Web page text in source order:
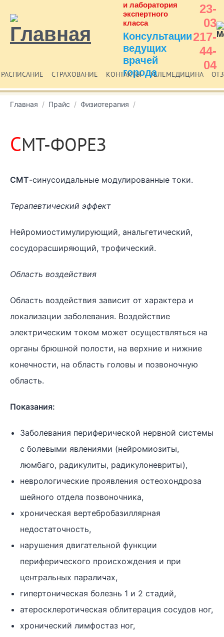
и лаборатория
экспертного
класса
Консультации
ведущих
врачей
города
23-
03
217-
44-
04
РАСПИСАНИЕ СТРАХОВАНИЕ КОНТАКТЫ ТЕЛЕМЕДИЦИНА
Главная Прайс Физиотерапия
СМТ-ФОРЕЗ
СМТ-синусоидальные модулированные токи.
Терапевтический эффект
Нейромиостимулирующий, анальгетический,
сосудорасширяющий, трофический.
Область воздействия
Область воздействия зависит от характера и
локализации заболевания. Воздействие
электрическим током может осуществляться на
органы брюшной полости, на верхние и нижние
конечности, на область головы и позвоночную
область.
Показания:
Заболевания периферической нервной системы
с болевыми явлениями (нейромиозиты,
люмбаго, радикулиты, радикулоневриты),
неврологические проявления остеохондроза
шейного отдела позвоночника,
хроническая вертебробазиллярная
недостаточность,
нарушения двигательной функции
периферического происхождения и при
центральных параличах,
гипертоническая болезнь 1 и 2 стадий,
атеросклеротическая облитерация сосудов ног,
хронический лимфостаз ног,